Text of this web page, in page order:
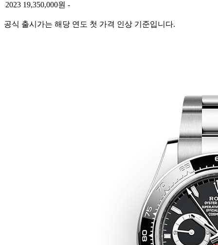
2023 19,350,000원 -
공식 출시가는 해당 연도 첫 가격 인상 기준입니다.